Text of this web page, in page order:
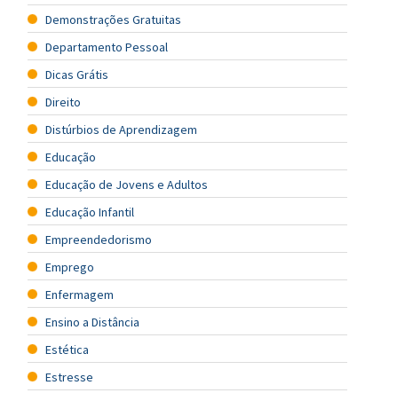
Demonstrações Gratuitas
Departamento Pessoal
Dicas Grátis
Direito
Distúrbios de Aprendizagem
Educação
Educação de Jovens e Adultos
Educação Infantil
Empreendedorismo
Emprego
Enfermagem
Ensino a Distância
Estética
Estresse